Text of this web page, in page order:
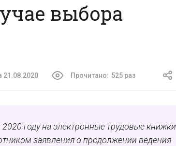
выбора
21.08.2020 Прочитано: 525 раз
году на электронные трудовые книжки
заявления о продолжении ведения